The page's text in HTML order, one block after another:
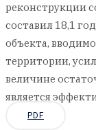
реконструкции
составил 18,1
объекта,
территории,
величине
является
PDF